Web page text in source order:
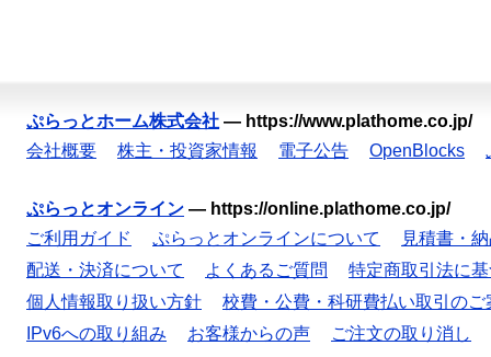
ぷらっとホーム株式会社 — https://www.plathome.co.jp/
会社概要
株主・投資家情報 電子公告 OpenBlocks
ぷらっとオンライン — https://online.plathome.co.jp/
ご利用ガイド
ぷらっとオンラインについて
見積書・
配送・決済について
よくあるご質問
特定商取引法に
個人情報取り扱い方針
校費・公費・科研費払い取引のご
IPv6への取り組み
お客様からの声 ご注文の取り消し